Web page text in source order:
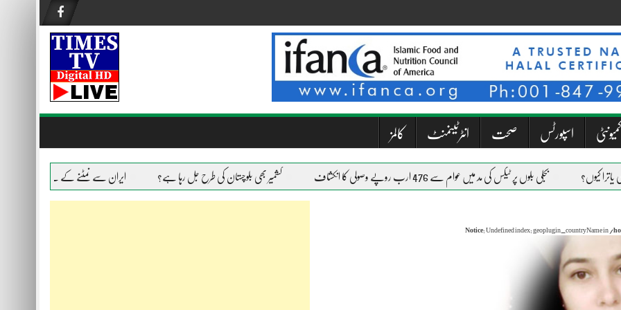
کمیونٹی اسپورٹس صحت انٹرٹینمنٹ کالمز
بجلی بلوں پر ٹیکس کی مد میں عوام سے 476 ارب روپے وصولی کا انکشاف کشمیر بھی بلوچستان کی طرح جل رہا ہے؟ ایران سے نمٹنے کے لیے امریکا ہر ہتھیار
Notice: Undefined index: geoplugin_countryName in /